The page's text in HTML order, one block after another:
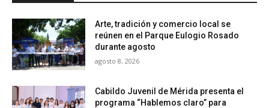
Arte, tradición y comercio local se
reúnen en el Parque Eulogio Rosado
durante agosto
agosto 8, 2026
Cabildo Juvenil de Mérida presenta el
programa “Hablemos claro” para